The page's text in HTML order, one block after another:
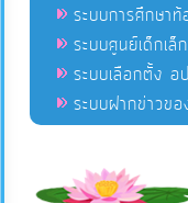
ระบบการศึกษา
ระบบศูนย์เด็กเ
ระบบเลือกตั้ง อ
ระบบฝากข่าวข